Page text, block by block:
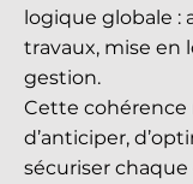
logique globale :
travaux, mise en
gestion.
Cette
d’anticiper,
sécuriser